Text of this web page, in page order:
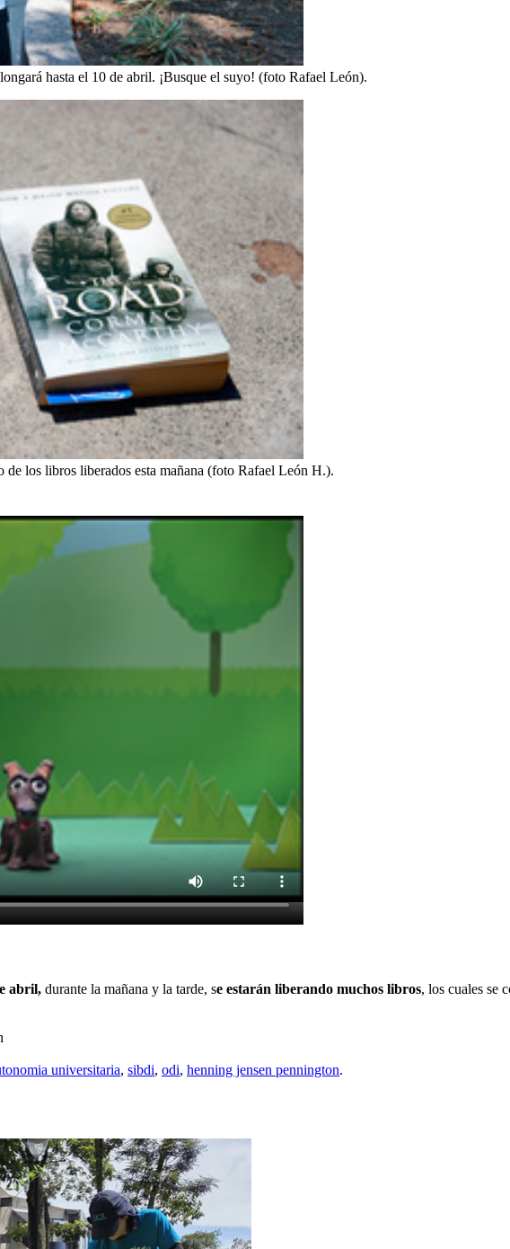
hasta el 10 de abril. ¡Busque el suyo! (foto Rafael León).
los libros liberados esta mañana (foto Rafael León H.).
abril, durante la mañana y la tarde, se estarán liberando muchos libros, los cuales se
universitaria, sibdi, odi, henning jensen pennington.